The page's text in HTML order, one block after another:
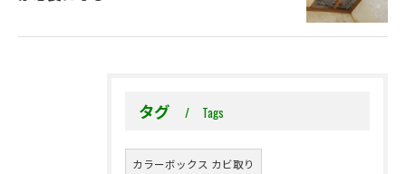
タグ Tags
カラーボックス カビ取り